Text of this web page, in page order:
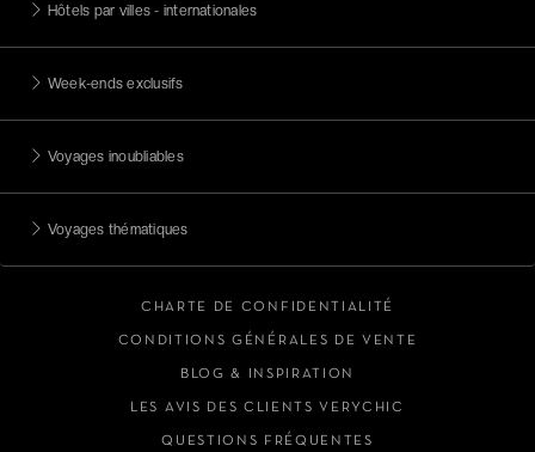
Hôtels par villes - internationales
Week-ends exclusifs
Voyages inoubliables
Voyages thématiques
CHARTE DE CONFIDENTIALITÉ
CONDITIONS GÉNÉRALES DE VENTE
BLOG & INSPIRATION
LES AVIS DES CLIENTS VERYCHIC
QUESTIONS FRÉQUENTES